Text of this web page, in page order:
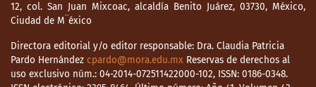
12, col. San Juan Mixcoac, alcaldía Benito Juárez, 03730, México,
Ciudad de M¨éxico
Directora editorial y/o editor responsable: Dra. Claudia Patricia
Pardo Hernández cpardo@mora.edu.mx Reservas de derechos al
uso exclusivo núm.: 04-2014-072511422000-102, ISSN: 0186-0348.